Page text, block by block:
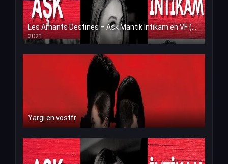
Les Amants Destines – Ask Mantik İntikam en VF (Voix Francaise)
2021
Yargi en vostfr